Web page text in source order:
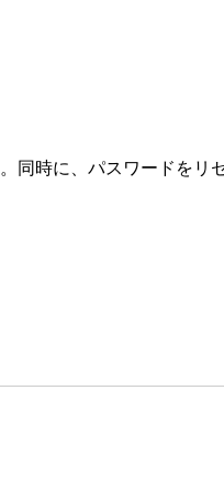
同時に、パスワードを